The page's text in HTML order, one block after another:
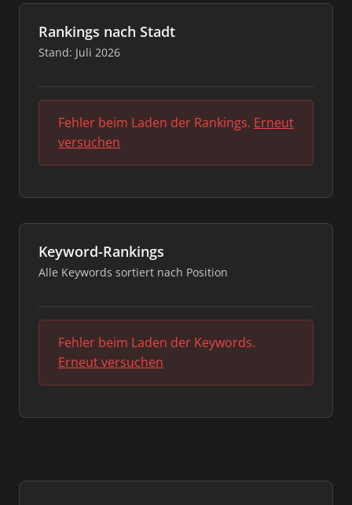
Rankings nach Stadt
Stand: Juli 2026
Fehler beim Laden der Rankings. Erneut
versuchen
Keyword-Rankings
Alle Keywords sortiert nach Position
Fehler beim Laden der Keywords.
Erneut versuchen